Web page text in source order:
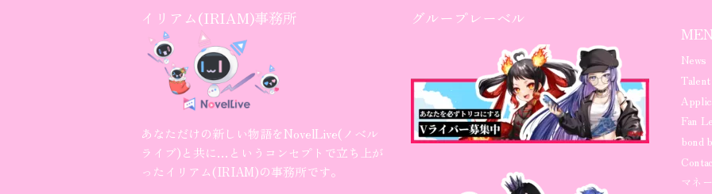
イリアム(IRIAM)事務所
あなただけの新しい物語をNovelLive(ノベル
ライブ)と共に…というコンセプトで立ち上が
ったイリアム(IRIAM)の事務所です。
グループレーベル
News
Talent
Fan
bond
マネ